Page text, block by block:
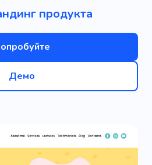
продукта
Демо